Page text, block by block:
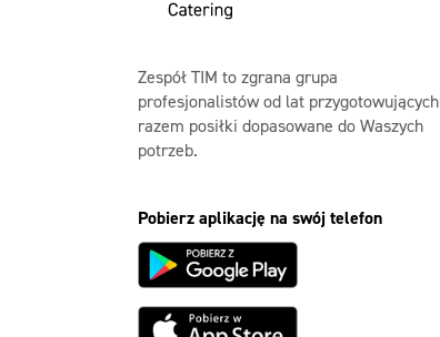
Zespół TIM to zgrana grupa
profesjonalistów od lat przygotowujących
razem posiłki dopasowane do Waszych
potrzeb.
Pobierz aplikację na swój telefon